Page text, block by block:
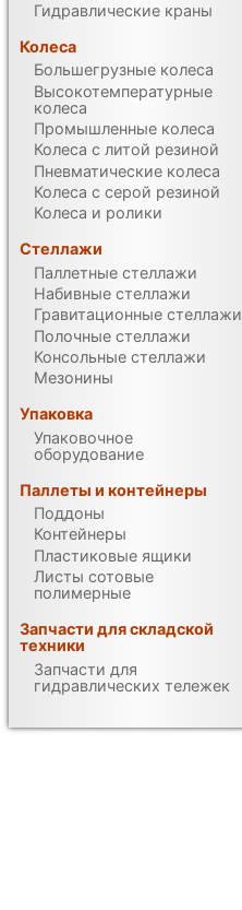
Гидравлические краны
Колеса
Большегрузные колеса
Высокотемпературные
колеса
Промышленные колеса
Колеса с литой резиной
Пневматические колеса
Колеса с серой резиной
Колеса и ролики
Стеллажи
Паллетные стеллажи
Набивные стеллажи
Гравитационные стеллажи
Полочные стеллажи
Консольные стеллажи
Мезонины
Упаковка
Упаковочное
оборудование
Паллеты и контейнеры
Поддоны
Контейнеры
Пластиковые ящики
Листы сотовые
полимерные
Запчасти для складской
техники
Запчасти для
гидравлических тележек